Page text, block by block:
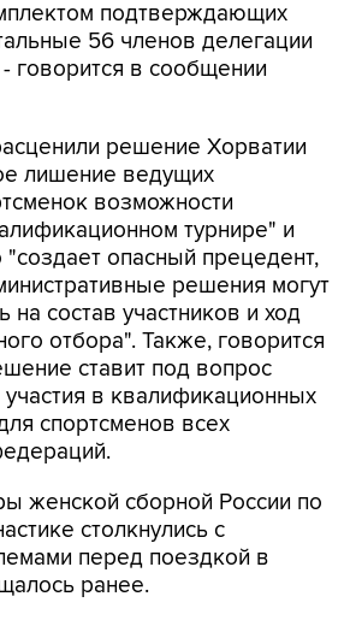
подтверждающих
56 членов делегации
говорится в сообщении
решение Хорватии
лишение ведущих
возможности
турнире" и
"создает опасный прецедент,
решения могут
на состав участников и ход
отбора". Также, говорится
ставит под вопрос
в квалификационных
спортсменов всех
женской сборной России по
столкнулись с
перед поездкой в
ранее.